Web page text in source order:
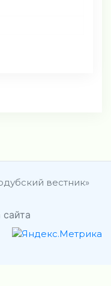
вестник»
сайта